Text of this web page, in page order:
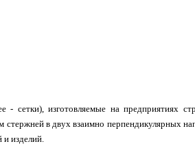
- сетки), изготовляемые на предприятиях
в двух взаимно перпендикулярных
и изделий.